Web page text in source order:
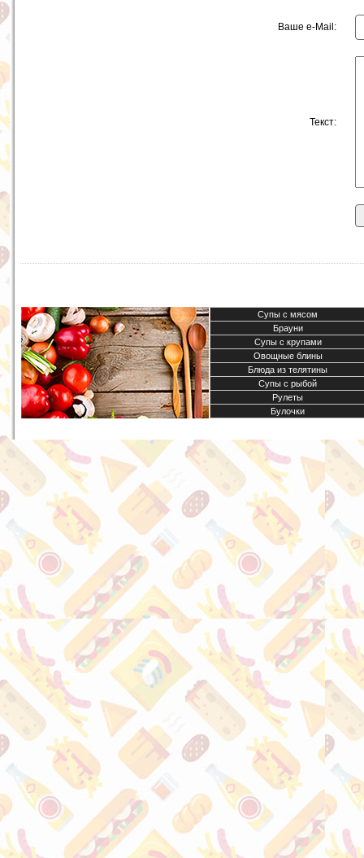
Ваше e-Mail:
Текст:
Супы с мясом
Брауни
Супы с крупами
Овощные блины
Блюда из телятины
Супы с рыбой
Рулеты
Булочки